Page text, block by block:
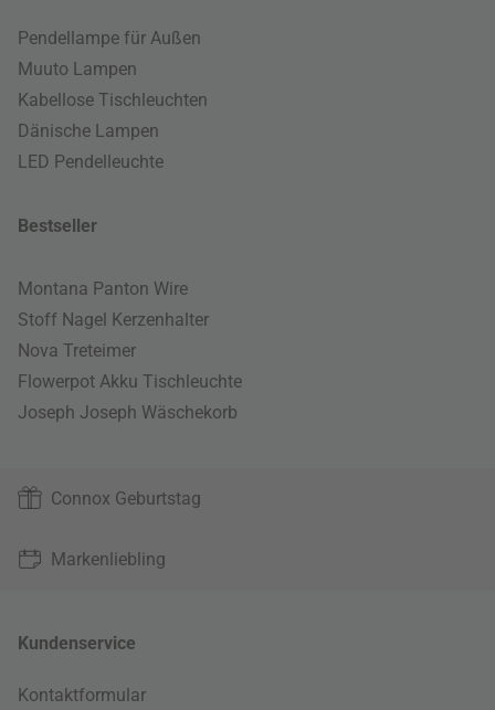
Pendellampe für Außen
Muuto Lampen
Kabellose Tischleuchten
Dänische Lampen
LED Pendelleuchte
Bestseller
Montana Panton Wire
Stoff Nagel Kerzenhalter
Nova Treteimer
Flowerpot Akku Tischleuchte
Joseph Joseph Wäschekorb
Connox Geburtstag
Markenliebling
Kundenservice
Kontaktformular